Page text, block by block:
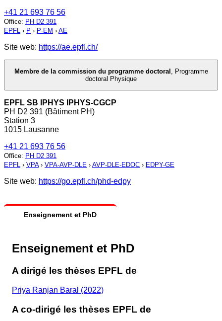
+41 21 693 76 56
Office: PH D2 391
EPFL › P › P-EM › AE
Site web: https://ae.epfl.ch/
Membre de la commission du programme doctoral , Programme
doctoral Physique
EPFL SB IPHYS IPHYS-CGCP
PH D2 391 (Bâtiment PH)
Station 3
1015 Lausanne
+41 21 693 76 56
Office: PH D2 391
EPFL › VPA› VPA-AVP-DLE › AVP-DLE-EDOC › EDPY-GE
Site web: https://go.epfl.ch/phd-edpy
Enseignement et PhD
Enseignement et PhD
A dirigé les thèses EPFL de
Priya Ranjan Baral (2022)
A co-dirigé les thèses EPFL de